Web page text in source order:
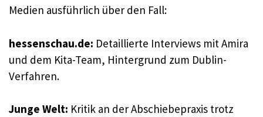
Medien ausführlich über den Fall:
hessenschau.de: Detaillierte Interviews mit Amira
und dem Kita-Team, Hintergrund zum Dublin-
Verfahren.
Junge Welt: Kritik an der Abschiebepraxis trotz